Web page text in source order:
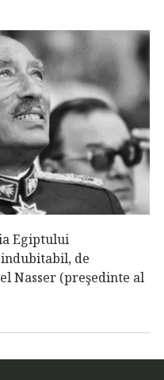
Egiptului
de
Nasser (preşedinte al